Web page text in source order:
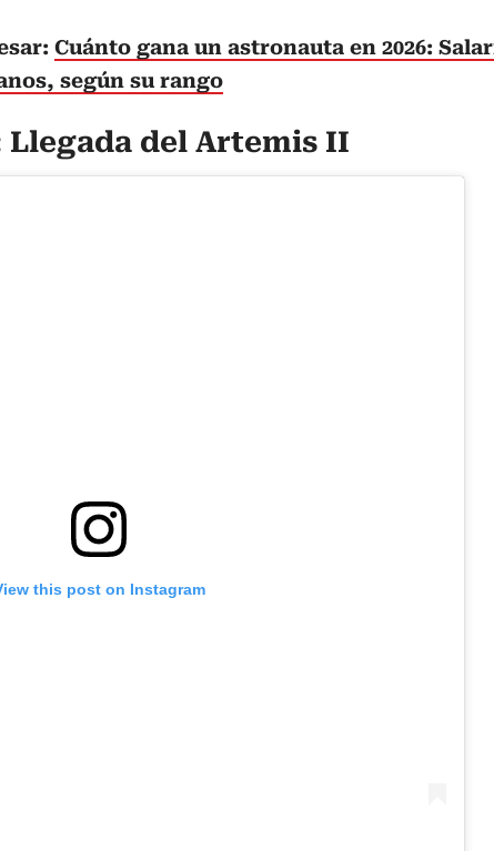
Cuánto gana un astronauta en 2026:
según su rango
Llegada del Artemis II
this post on Instagram